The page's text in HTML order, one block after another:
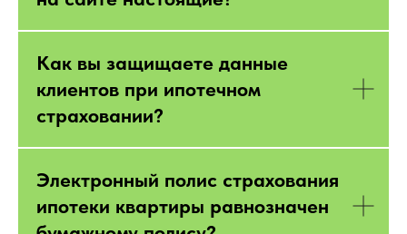
Как вы защищаете данные
клиентов при ипотечном
страховании?
Электронный полис страхования
ипотеки квартиры равнозначен